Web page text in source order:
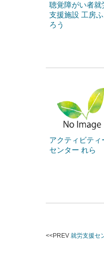
聴覚障がい者就
支援施設 工房ふ
ろう
アクティビティ
センター れら
<<PREV 就労支援セ